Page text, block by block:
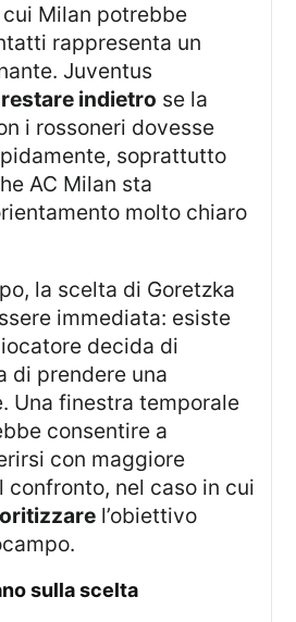
rappresenta un
Juventus
restare indietro se la
i rossoneri dovesse
soprattutto
AC Milan sta
molto chiaro
immediata: esiste
decida di
di prendere una
Una finestra temporale
consentire a
con maggiore
confronto, nel caso in cui
l’obiettivo
sulla scelta